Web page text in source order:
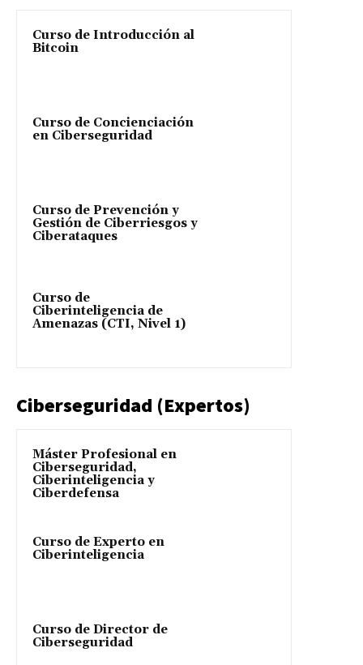
Curso de Introducción al
Bitcoin
Curso de Concienciación
en Ciberseguridad
Curso de Prevención y
Gestión de Ciberriesgos y
Ciberataques
Curso de
Ciberinteligencia de
Amenazas (CTI, Nivel 1)
Ciberseguridad (Expertos)
Máster Profesional en
Ciberseguridad,
Ciberinteligencia y
Ciberdefensa
Curso de Experto en
Ciberinteligencia
Curso de Director de
Ciberseguridad